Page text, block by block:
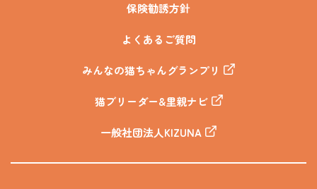
保険勧誘方針
よくあるご質問
みんなの猫ちゃんグランプリ
猫ブリーダー&里親ナビ
一般社団法人KIZUNA